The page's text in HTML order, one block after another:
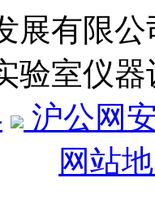
展有限
验室仪
沪公网
网站